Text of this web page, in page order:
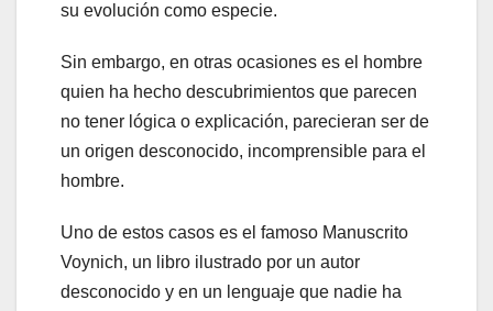
su evolución como especie.
Sin embargo, en otras ocasiones es el hombre
quien ha hecho descubrimientos que parecen
no tener lógica o explicación, parecieran ser de
un origen desconocido, incomprensible para el
hombre.
Uno de estos casos es el famoso Manuscrito
Voynich, un libro ilustrado por un autor
desconocido y en un lenguaje que nadie ha